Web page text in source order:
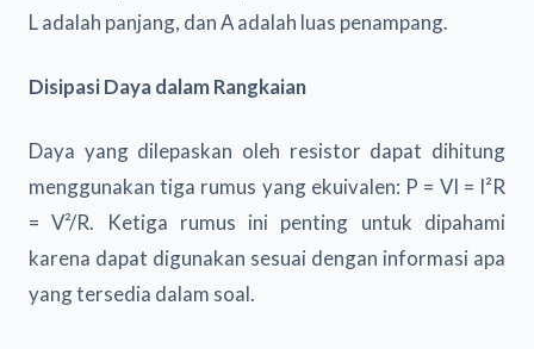
L adalah panjang, dan A adalah luas penampang.
Disipasi Daya dalam Rangkaian
Daya yang dilepaskan oleh resistor dapat dihitung
menggunakan tiga rumus yang ekuivalen: P = VI = I²R
= V²/R. Ketiga rumus ini penting untuk dipahami
karena dapat digunakan sesuai dengan informasi apa
yang tersedia dalam soal.